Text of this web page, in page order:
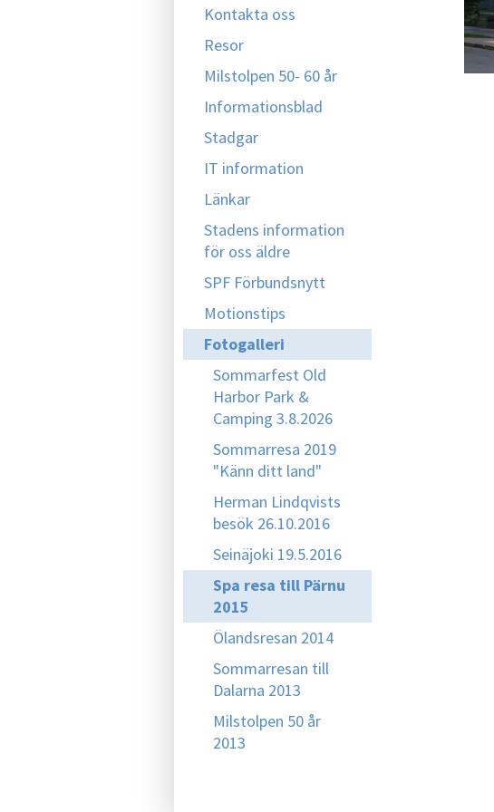
Kontakta oss
Resor
Milstolpen 50- 60 år
Informationsblad
Stadgar
IT information
Länkar
Stadens information
för oss äldre
SPF Förbundsnytt
Motionstips
Fotogalleri
Sommarfest Old
Harbor Park &
Camping 3.8.2026
Sommarresa 2019
"Känn ditt land"
Herman Lindqvists
besök 26.10.2016
Seinäjoki 19.5.2016
Spa resa till Pärnu
2015
Ölandsresan 2014
Sommarresan till
Dalarna 2013
Milstolpen 50 år
2013